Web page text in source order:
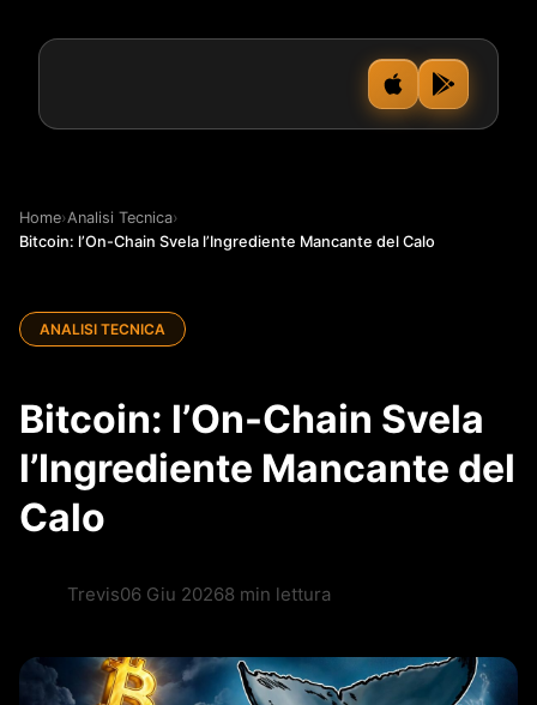
Home›Analisi Tecnica›
Bitcoin: l’On-Chain Svela l’Ingrediente Mancante del Calo
ANALISI TECNICA
Bitcoin: l’On-Chain Svela
l’Ingrediente Mancante del
Calo
Trevis06 Giu 20268 min lettura